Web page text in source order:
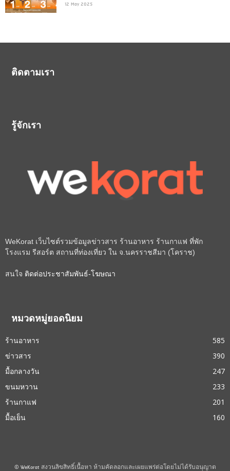
12 May 2025
ติดตามเรา
รู้จักเรา
WeKorat เว็บไซต์รวมข้อมูลข่าวสาร ร้านอาหาร ร้านกาแฟ ที่พัก
โรงแรม รีสอร์ต สถานที่ท่องเที่ยว ใน จ.นครราชสีมา (โคราช)
สนใจ ติดต่อประชาสัมพันธ์-โฆษณา
หมวดหมู่ยอดนิยม
ร้านอาหาร
585
ข่าวสาร
390
มื้อกลางวัน
247
ขนมหวาน
233
ร้านกาแฟ
201
มื้อเย็น
160
© WeKorat สงวนลิขสิทธิ์เนื้อหา ห้ามคัดลอกและเผยแพร่ต่อโดยไม่ได้รับอนุญาต